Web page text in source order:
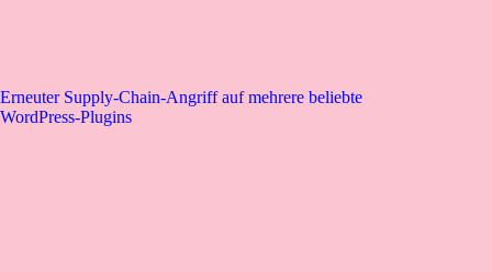
Erneuter Supply-Chain-Angriff auf mehrere beliebte
WordPress-Plugins